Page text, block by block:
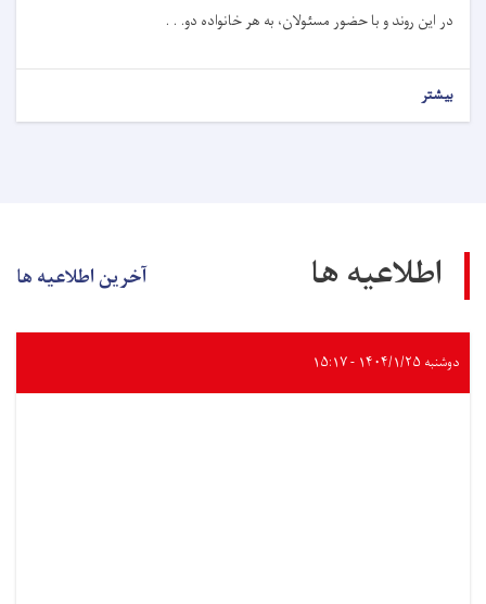
در این روند و با حضور مسئولان، به هر خانواده دو. . .
بیشتر
اطلاعیه ها آخرین اطلاعیه ها
دوشنبه ۱۴۰۴/۱/۲۵ - ۱۵:۱۷